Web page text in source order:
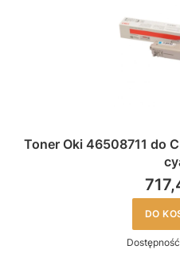
Toner Oki 46508711 do
DO